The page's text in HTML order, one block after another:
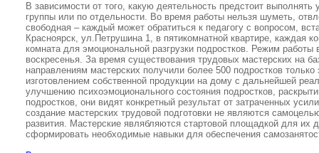
В зависимости от того, какую деятельность предстоит
группы или по отдельности. Во время работы нельзя шуметь,
свободная – каждый может обратиться к педагогу с вопросом,
Красноярск, ул.Петрушина 1, в пятикомнатной квартире, каждая
комната для эмоциональной разгрузки подростков. Режим
воскресенья. За время существования трудовых мастерских на
направлениям мастерских получили более 500 подростков
изготовлением собственной продукции на дому с дальнейшей
улучшению психоэмоционального состояния подростков,
подростков, они видят конкретный результат от затраченных
создание мастерских трудовой подготовки не являются
развития. Мастерские являбляются стартовой площадкой для
сформировать необходимые навыки для обеспечения